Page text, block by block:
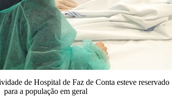
de Hospital de Faz de Conta esteve reservado
para a população em geral